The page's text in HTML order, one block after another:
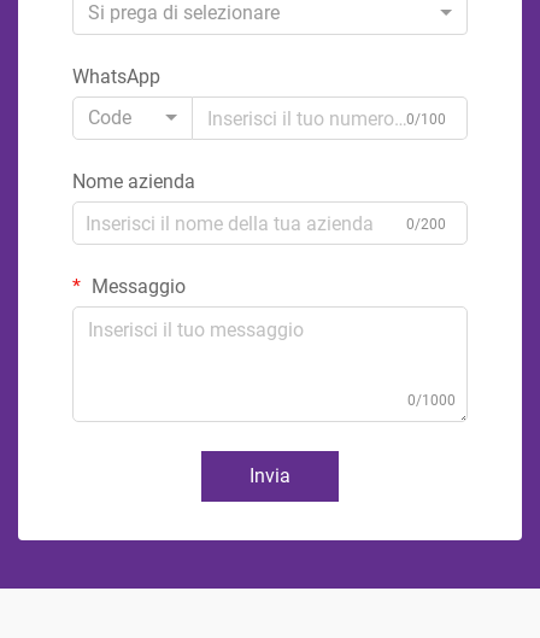
Si prega di selezionare
WhatsApp
Code
0/100
Nome azienda
0/200
Messaggio
0/1000
Invia